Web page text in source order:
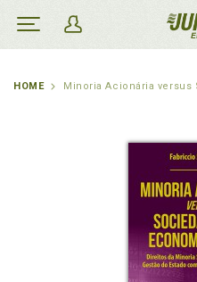
HOME Minoria Acionária versus